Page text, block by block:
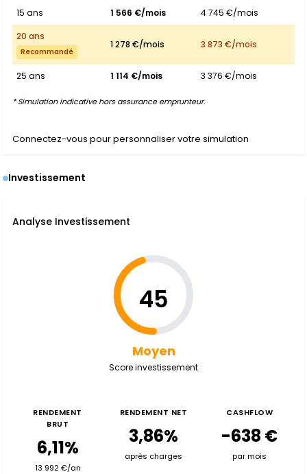
15 ans 1 566 €/mois
4 745 €/mois
20 ans
Recommandé
1 278 €/mois 3 873 €/mois
25 ans 1 114 €/mois 3 376 €/mois
* Simulation indicative hors assurance emprunteur.
Connectez-vous pour personnaliser votre simulation
Investissement
Analyse Investissement
45
Moyen
Score investissement
RENDEMENT
BRUT
6,11%
13 992 €/an
RENDEMENT NET
3,86%
après charges
CASHFLOW
-638 €
par mois